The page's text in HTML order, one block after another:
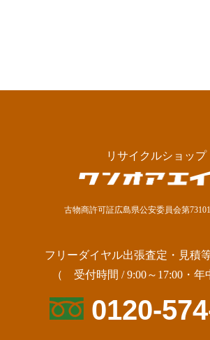
リサイクルショップ
古物商許可証広島県公安委員会第
フリーダイヤル出張査定・見積
（ 受付時間 / 9:00～17:00・
0120-